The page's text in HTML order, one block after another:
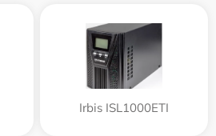
Irbis ISL1000ETI